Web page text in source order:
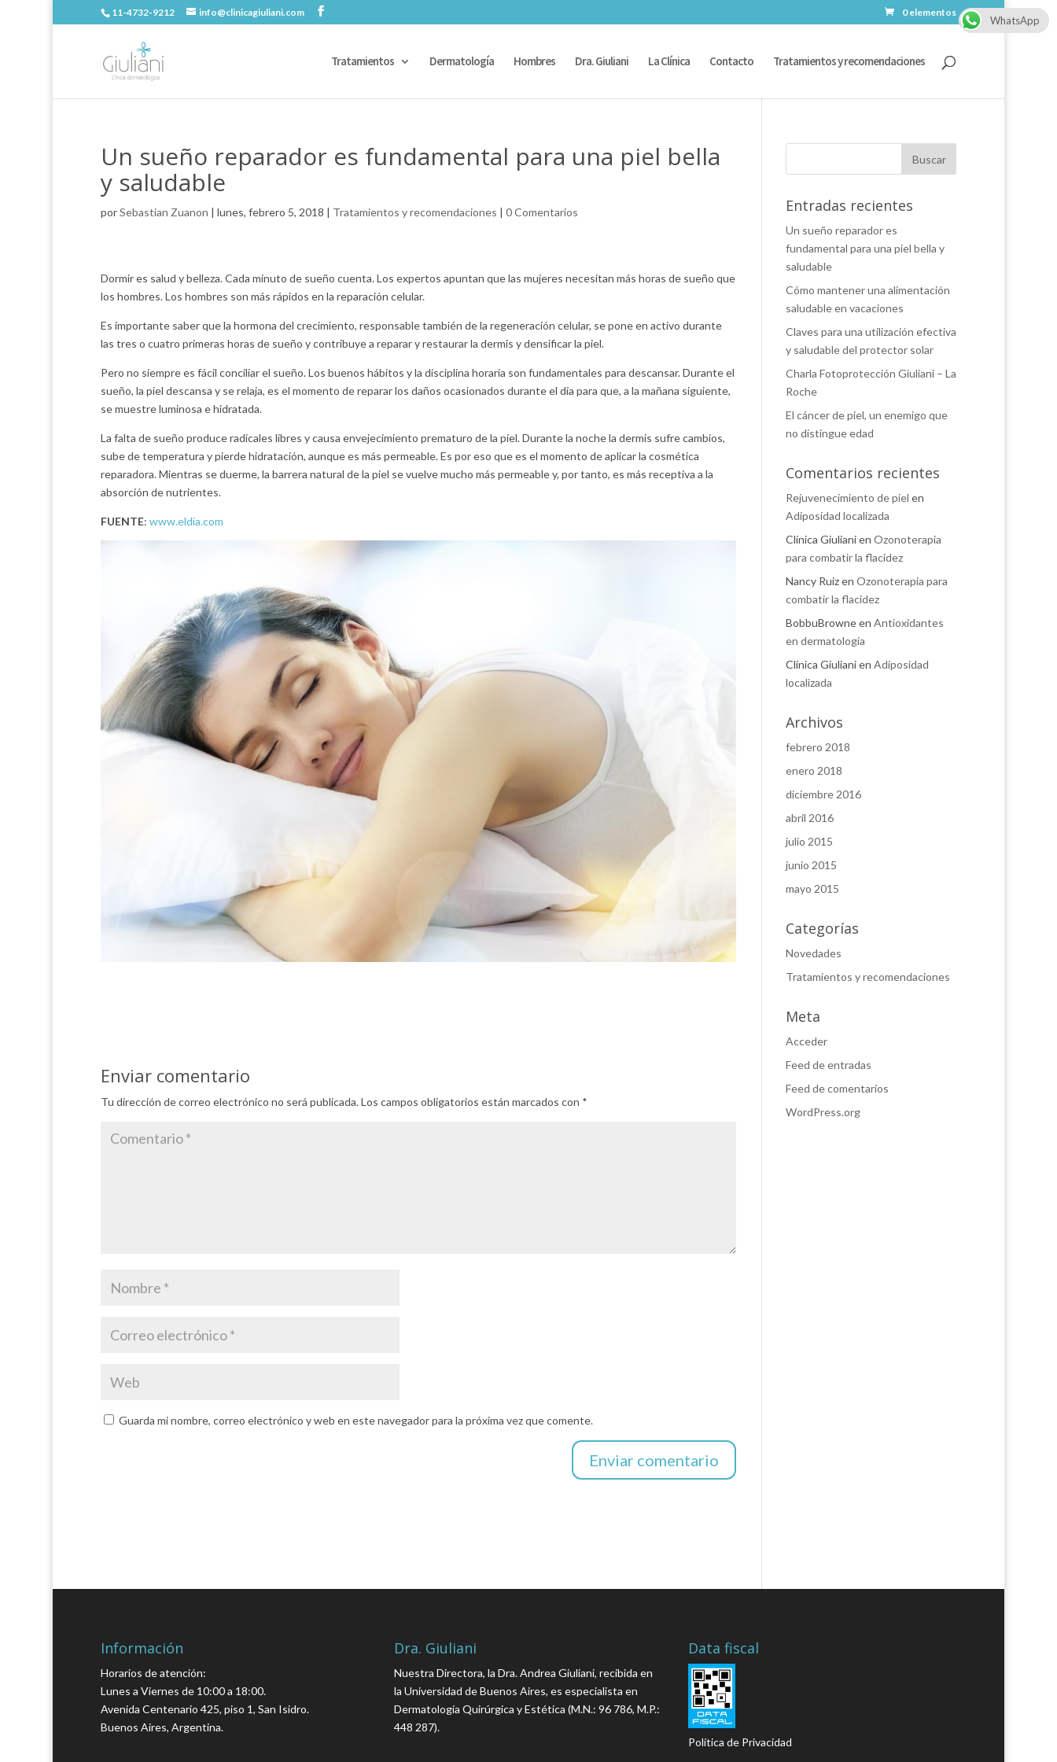
11-4732-9212 info@clinicagiuliani.com 0 elementos
Tratamientos Dermatología Hombres Dra. Giuliani La Clínica Contacto Tratamientos y recomendaciones
Un sueño reparador es fundamental para una piel bella
y saludable
porSebastian Zuanon | lunes, febrero 5, 2018 | Tratamientos y recomendaciones | 0 Comentarios
Dormir es salud y belleza. Cada minuto de sueño cuenta. Los expertos apuntan que las mujeres necesitan más horas de sueño que
los hombres. Los hombres son más rápidos en la reparación celular.
Es importante saber que la hormona del crecimiento, responsable también de la regeneración celular, se pone en activo durante
las tres o cuatro primeras horas de sueño y contribuye a reparar y restaurar la dermis y densificar la piel.
Pero no siempre es fácil conciliar el sueño. Los buenos hábitos y la disciplina horaria son fundamentales para descansar. Durante el
sueño, la piel descansa y se relaja, es el momento de reparar los daños ocasionados durante el día para que, a la mañana siguiente,
se muestre luminosa e hidratada.
La falta de sueño produce radicales libres y causa envejecimiento prematuro de la piel. Durante la noche la dermis sufre cambios,
sube de temperatura y pierde hidratación, aunque es más permeable. Es por eso que es el momento de aplicar la cosmética
reparadora. Mientras se duerme, la barrera natural de la piel se vuelve mucho más permeable y, por tanto, es más receptiva a la
absorción de nutrientes.
FUENTE: www.eldia.com
Enviar comentario
Tu dirección de correo electrónico no será publicada.Los campos obligatorios están marcados con *
Guarda mi nombre, correo electrónico y web en este navegador para la próxima vez que comente.
Entradas recientes
Un sueño reparador es
fundamental para una piel bella y
saludable
Cómo mantener una alimentación
saludable en vacaciones
Claves para una utilización efectiva
y saludable del protector solar
Charla Fotoprotección Giuliani – La
Roche
El cáncer de piel, un enemigo que
no distingue edad
Comentarios recientes
Rejuvenecimiento de piel en
Adiposidad localizada
Clínica Giulianien Ozonoterapia
para combatir la flacidez
Nancy Ruizen Ozonoterapia para
combatir la flacidez
BobbuBrowneen Antioxidantes
en dermatología
Clínica Giulianien Adiposidad
localizada
Archivos
febrero 2018
enero 2018
diciembre 2016
abril 2016
julio 2015
junio 2015
mayo 2015
Categorías
Novedades
Tratamientos y recomendaciones
Meta
Acceder
Feed de entradas
Feed de comentarios
WordPress.org
Información
Horarios de atención:
Lunes a Viernes de 10:00 a 18:00.
Avenida Centenario 425, piso 1, San Isidro.
Buenos Aires, Argentina.
Dra. Giuliani
Nuestra Directora, la Dra. Andrea Giuliani, recibida en
la Universidad de Buenos Aires, es especialista en
Dermatología Quirúrgica y Estética (M.N.: 96 786, M.P.:
448 287).
Data fiscal
Política de Privacidad
WhatsApp